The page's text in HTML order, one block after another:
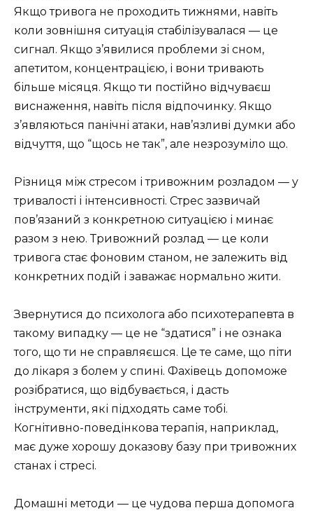
Якщо тривога не проходить тижнями, навіть
коли зовнішня ситуація стабілізувалася — це
сигнал. Якщо з’явилися проблеми зі сном,
апетитом, концентрацією, і вони тривають
більше місяця. Якщо ти постійно відчуваєш
виснаження, навіть після відпочинку. Якщо
з’являються панічні атаки, нав’язливі думки або
відчуття, що “щось не так”, але незрозуміло що.
Різниця між стресом і тривожним розладом — у
тривалості і інтенсивності. Стрес зазвичай
пов’язаний з конкретною ситуацією і минає
разом з нею. Тривожний розлад — це коли
тривога стає фоновим станом, не залежить від
конкретних подій і заважає нормально жити.
Звернутися до психолога або психотерапевта в
такому випадку — це не “здатися” і не ознака
того, що ти не справляєшся. Це те саме, що піти
до лікаря з болем у спині. Фахівець допоможе
розібратися, що відбувається, і дасть
інструменти, які підходять саме тобі.
Когнітивно-поведінкова терапія, наприклад,
має дуже хорошу доказову базу при тривожних
станах і стресі.
Домашні методи — це чудова перша допомога